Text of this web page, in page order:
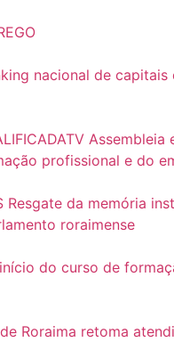
nacional de
profissional e do
Resgate da memória
roraimense
do curso de
Roraima retoma